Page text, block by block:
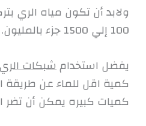
ولابد أن تكون مياه الري
100 إلي 1500 جزء بالمليون.
يفضل استخدامشبكات
كمية اقل للماء عن طريقة
كميات كبيره يمكن أن تضر